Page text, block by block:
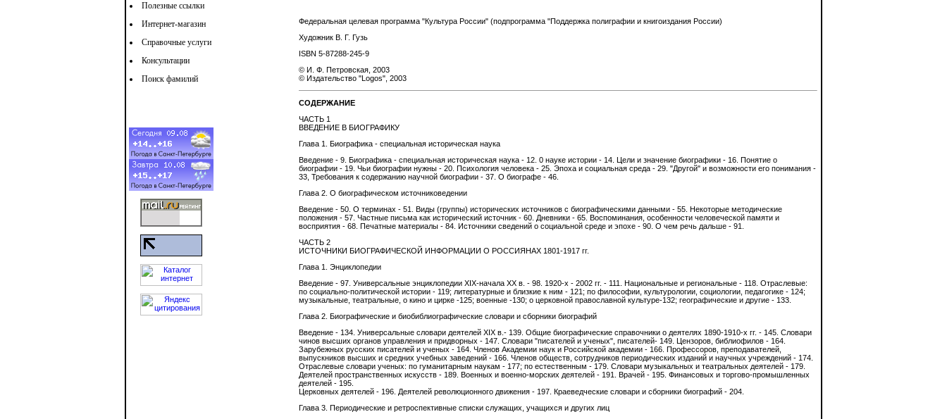
Полезные ссылки
Интернет-магазин
Справочные услуги
Консультации
Поиск фамилий
Федеральная целевая программа "Культура России" (подпрограмма "Поддержка полиграфии и книгоиздания России)
Художник В. Г. Гузь
ISBN 5-87288-245-9
© И. Ф. Петровская, 2003
© Издательство "Logos", 2003
СОДЕРЖАНИЕ
ЧАСТЬ 1
ВВЕДЕНИЕ В БИОГРАФИКУ
Глава 1. Биографика - специальная историческая наука
Введение - 9. Биографика - специальная историческая наука - 12. 0 науке истории - 14. Цели и значение биографики - 16. Понятие о
биографии - 19. Чьи биографии нужны - 20. Психология человека - 25. Эпоха и социальная среда - 29. "Другой" и возможности его понимания -
33, Требования к содержанию научной биографии - 37. О биографе - 46.
Глава 2. О биографическом источниковедении
Введение - 50. О терминах - 51. Виды (группы) исторических источников с биографическими данными - 55. Некоторые методические
положения - 57. Частные письма как исторический источник - 60. Дневники - 65. Воспоминания, особенности человеческой памяти и
восприятия - 68. Печатные материалы - 84. Источники сведений о социальной среде и эпохе - 90. О чем речь дальше - 91.
ЧАСТЬ 2
ИСТОЧНИКИ БИОГРАФИЧЕСКОЙ ИНФОРМАЦИИ О РОССИЯНАХ 1801-1917 гг.
Глава 1. Энциклопедии
Введение - 97. Универсальные энциклопедии XIX-начала XX в. - 98. 1920-х - 2002 гг. - 111. Национальные и региональные - 118. Отраслевые:
по социально-политической истории - 119; литературные и близкие к ним - 121; по философии, культурологии, социологии, педагогике - 124;
музыкальные, театральные, о кино и цирке -125; военные -130; о церковной православной культуре-132; географические и другие - 133.
Глава 2. Биографические и биобиблиографические словари и сборники биографий
Введение - 134. Универсальные словари деятелей XIX в.- 139. Общие биографические справочники о деятелях 1890-1910-х гг. - 145. Словари
чинов высших органов управления и придворных - 147. Словари "писателей и ученых", писателей- 149. Цензоров, библиофилов - 164.
Зарубежных русских писателей и ученых - 164. Членов Академии наук и Российской академии - 166. Профессоров, преподавателей,
выпускников высших и средних учебных заведений - 166. Членов обществ, сотрудников периодических изданий и научных учреждений - 174.
Отраслевые словари ученых: по гуманитарным наукам - 177; по естественным - 179. Словари музыкальных и театральных деятелей - 179.
Деятелей пространственных искусств - 189. Военных и военно-морских деятелей - 191. Врачей - 195. Финансовых и торгово-промышленных
деятелей - 195.
Церковных деятелей - 196. Деятелей революционного движения - 197. Краеведческие словари и сборники биографий - 204.
Глава 3. Периодические и ретроспективные списки служащих, учащихся и других лиц